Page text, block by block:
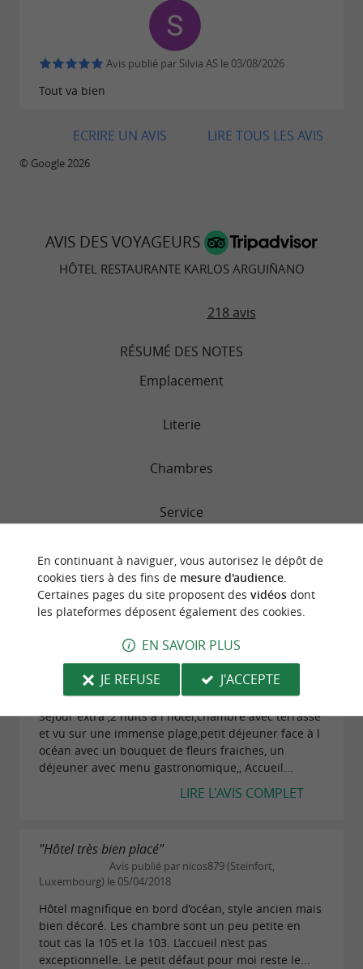
Arguiñano répond parfaitement aux attentes
des voyageurs en quêted'authenticité, de
confort et d'excellence culinaire. La
renommée du chef Karlos Arguiñano confère à
unique, enrichie par un héritage transmis de
génération en génération.
Avis publié par Silvia AS le 03/08/2026
Tout va bien
LIRE TOUS LES AVIS
ECRIRE UN AVIS
© Google 2026
AVIS DES VOYAGEURS
HÔTEL RESTAURANTE KARLOS ARGUIÑANO
218 avis
RÉSUMÉ DES NOTES
Emplacement
Literie
Chambres
Service
Qualité/prix
Propreté
"Bikain"
Avis publié par Pantxika U le 24/10/2024
Sejour extra ,2 nuits à l hôtel,chambre avec terrasse
et vu sur une immense plage,petit déjeuner face à l
océan avec un bouquet de fleurs fraiches, un
déjeuner avec menu gastronomique,, Accueil...
LIRE L'AVIS COMPLET
"Hôtel très bien placé"
Avis publié par nicos879 (Steinfort,
Luxembourg) le 05/04/2018
Hôtel magnifique en bord d’océan, style ancien mais
bien décoré. Les chambre sont un peu petite en
tout cas la 105 et la 103. L’accueil n’est pas
exceptionnelle. Le petit défaut pour moi reste le...
En continuant à naviguer, vous autorisez le dépôt de
cookies tiers à des fins de mesure d'audience.
Certaines pages du site proposent des vidéosdont
les plateformes déposent également des cookies.
EN SAVOIR PLUS
JE REFUSE
J'ACCEPTE